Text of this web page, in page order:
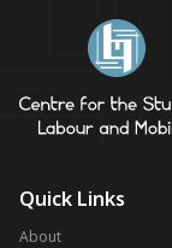
Quick Links
About